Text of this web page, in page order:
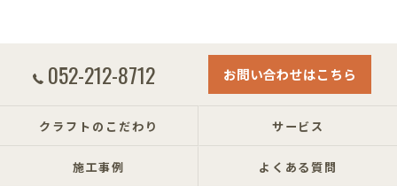
052-212-8712 お問い合わせはこちら
クラフトのこだわり サービス
施工事例 よくある質問